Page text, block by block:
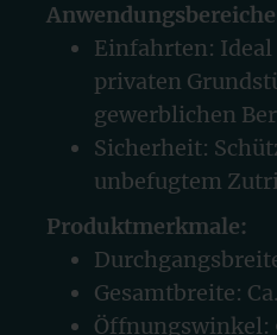
Einfahrten:
privaten
gewerblichen
Sicherheit:
unbefugtem
Produktmerkmale:
Gesamtbreite:
Öffnungswinkel: